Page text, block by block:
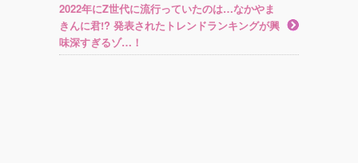
2022年にZ世代に流行っていたのは…なかやま
きんに君!? 発表されたトレンドランキングが興
味深すぎるゾ…！